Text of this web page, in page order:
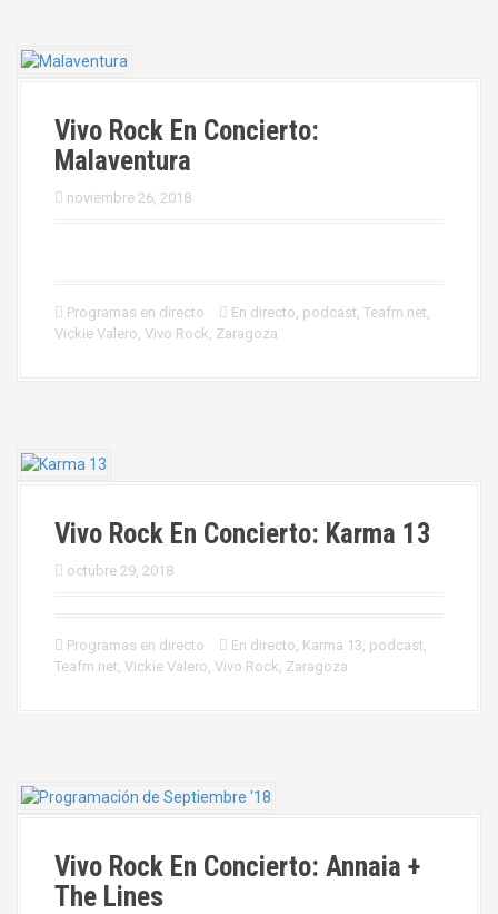
Vivo Rock En Concierto:
Malaventura
noviembre 26, 2018
Programas en directo En directo, podcast, Teafm.net,
Vickie Valero, Vivo Rock, Zaragoza
Vivo Rock En Concierto: Karma 13
octubre 29, 2018
Programas en directo En directo, Karma 13, podcast,
Teafm.net, Vickie Valero, Vivo Rock, Zaragoza
Vivo Rock En Concierto: Annaia +
The Lines